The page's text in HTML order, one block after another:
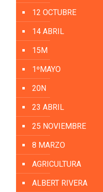
12 OCTUBRE
14 ABRIL
15M
1ºMAYO
20N
23 ABRIL
25 NOVIEMBRE
8 MARZO
AGRICULTURA
ALBERT RIVERA